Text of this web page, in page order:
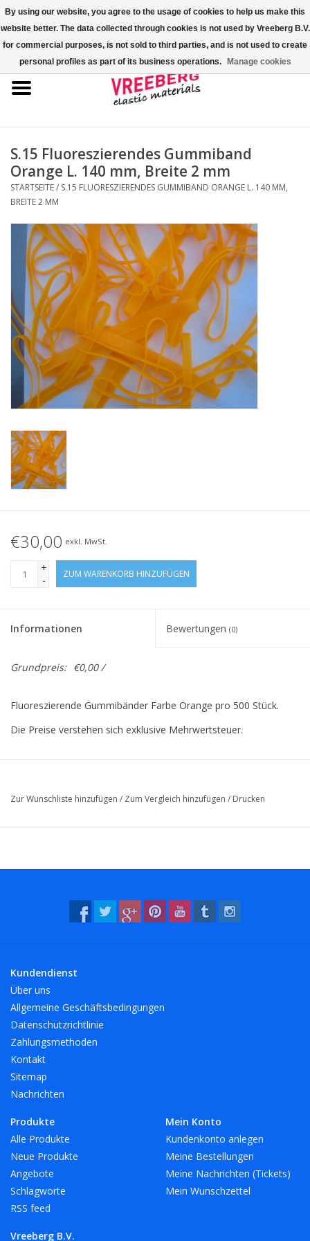
0 Artikel - €0,00
Startseite
Bunte Gummibänder
Gummispannseile
Palettenspanner
Kreuzgummibänder/X-Bands
Fastfix-Spannbänder
Geknotete Elastikschlaufe
Schwarze Gummibänder –
Sonderangebot!
Weiße Gummibänder –
Sonderangebot!
S.15 Fluoreszierendes Gummiband
Orange L. 140 mm, Breite 2 mm
STARTSEITE/ S.15 FLUORESZIERENDES GUMMIBAND ORANGE L. 140 MM,
BREITE 2 MM
€30,00 exkl. MwSt.
+
-
ZUM WARENKORB HINZUFÜGEN
Informationen Bewertungen (0)
Grundpreis: €0,00 /
Fluoreszierende Gummibänder Farbe Orange pro 500 Stück.
Die Preise verstehen sich exklusive Mehrwertsteuer.
Zur Wunschliste hinzufügen / Zum Vergleich hinzufügen / Drucken
Kundendienst
Über uns
Allgemeine Geschäftsbedingungen
Datenschutzrichtlinie
Zahlungsmethoden
Kontakt
Sitemap
Nachrichten
Produkte
Alle Produkte
Neue Produkte
Angebote
Schlagworte
RSS feed
Mein Konto
Kundenkonto anlegen
Meine Bestellungen
Meine Nachrichten (Tickets)
Mein Wunschzettel
Vreeberg B.V.
By using our website, you agree to the usage of cookies to help us make this
website better. The data collected through cookies is not used by Vreeberg B.V.
for commercial purposes, is not sold to third parties, and is not used to create
personal profiles as part of its business operations.
Manage cookies